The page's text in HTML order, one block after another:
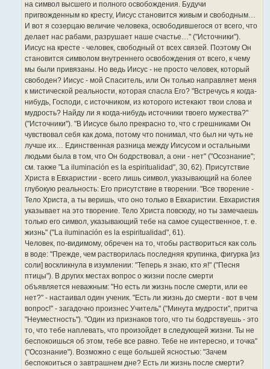
на символ высшего и полного освобождения. Будучи
пригвожденным ко кресту, Иисус становится живым и свободным…
И вот я созерцаю величие человека, освободившегося от всего, что
делает нас рабами, разрушает наше счастье…" ("Источники").
Иисус на кресте - человек, свободный от всех связей. Поэтому Он
становится символом внутреннего освобождения от всего, к чему
мы были привязаны. Но ведь Иисус - не просто человек, который
свободен? Иисус - мой Спаситель, или Он только направляет меня
к мистической реальности, которая спасла Его? "Встречусь я когда-
нибудь, Господи, с источником, из которого истекают твои слова и
мудрость? Найду ли я когда-нибудь источники твоего мужества?"
("Источники"). "В Иисусе было прекрасно то, что с грешниками Он
чувствовал себя как дома, потому что понимал, что был ни чуть не
лучше их… Единственная разница между Иисусом и остальными
людьми была в том, что Он бодрствовал, а они - нет" ("Осознание";
см. также "La iluminación es la espiritualidad", 30, 62). Присутствие
Христа в Евхаристии - всего лишь символ, указывающий на более
глубокую реальность: Его присутствие в творении. "Все творение -
Тело Христа, а ты веришь, что оно только в Евхаристии. Евхаристия
указывает на это творение. Тело Христа повсюду, но ты замечаешь
только его символ, указывающий тебе на самое существенное, т. е.
жизнь" ("La iluminación es la espiritualidad", 61).
Человек, по-видимому, обречен на то, чтобы раствориться как соль
в воде: "Прежде, чем растворилась последняя крупинка, фигурка [из
соли] воскликнула в изумлении: "Теперь я знаю, кто я!" ("Песня
птицы"). В других местах вопрос о жизни после смерти
объявляется неважным: "Но есть ли жизнь после смерти, или ее
нет?" - настаивал один ученик. "Есть ли жизнь до смерти - вот в чем
вопрос!" - загадочно произнес Учитель" ("Минута мудрости", притча
"Неуместность"). "Один из признаков того, что ты бодрствуешь - это
то, что тебе наплевать, что произойдет в следующей жизни. Ты не
беспокоишься об этом, тебе все равно. Тебе не интересно, и точка"
("Осознание"). Возможно с еще большей ясностью: "Зачем
беспокоиться о завтрашнем дне? Есть ли жизнь после смерти?